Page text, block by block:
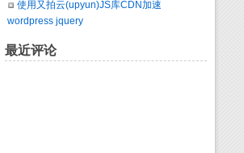
使用又拍云(upyun)JS库CDN加速
wordpress jquery
最近评论